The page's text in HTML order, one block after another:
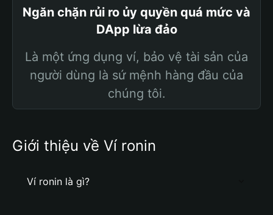
Ngăn chặn rủi ro ủy quyền quá mức và
DApp lừa đảo
Là một ứng dụng ví, bảo vệ tài sản của
người dùng là sứ mệnh hàng đầu của
chúng tôi.
Giới thiệu về Ví ronin
Ví ronin là gì?